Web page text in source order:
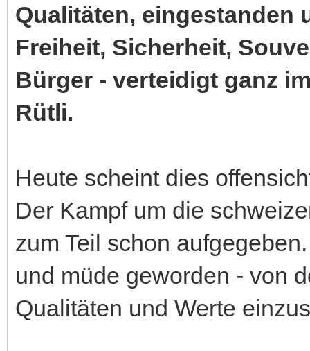
Qualitäten, eingestanden
Freiheit, Sicherheit,
Bürger - verteidigt ganz
Rütli.
Heute scheint dies
Der Kampf um die
zum Teil schon
und müde geworden - von
Qualitäten und Werte